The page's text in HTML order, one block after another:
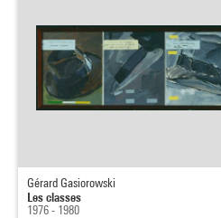
Gérard Gasiorowski
Les classes
1976 - 1980